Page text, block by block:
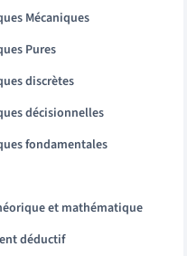
Mécaniques
Pures
discrètes
décisionnelles
fondamentales
et mathématique
déductif